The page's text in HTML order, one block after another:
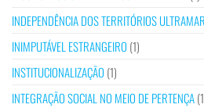
INDEPENDÊNCIA DOS TERRITÓRIOS
INIMPUTÁVEL ESTRANGEIRO (1)
INSTITUCIONALIZAÇÃO (1)
INTEGRAÇÃO SOCIAL NO MEIO DE PERTENÇA